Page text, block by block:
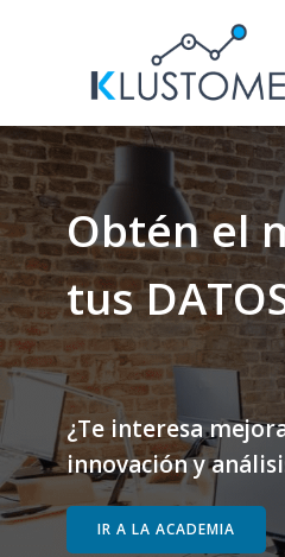
Obtén el
tus
¿Te interesa
innovación y
IR A LA ACADEMIA